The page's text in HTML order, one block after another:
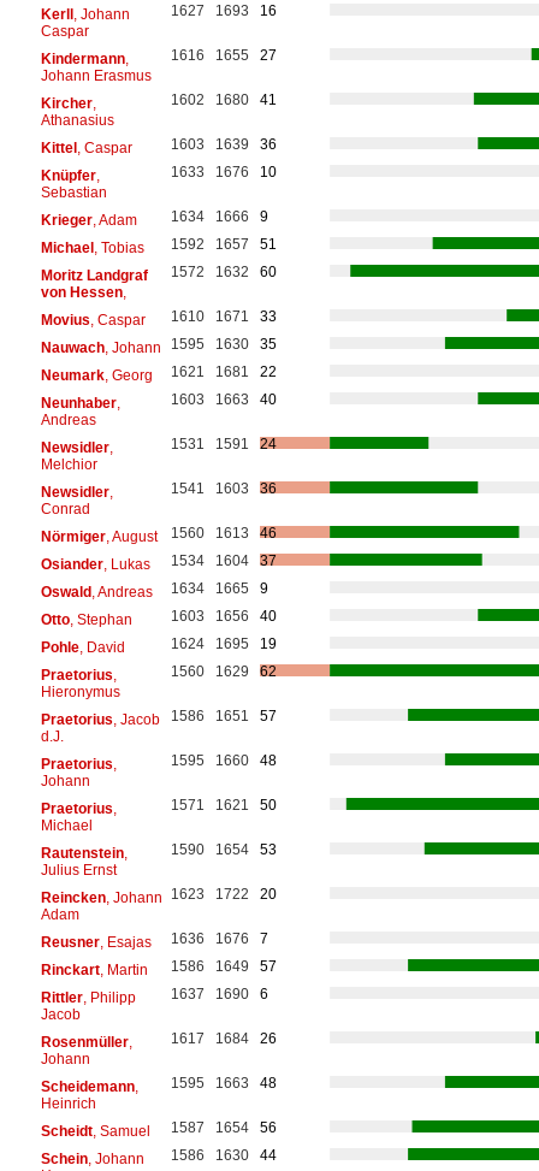
Kerll, Johann
Caspar
1627 1693 16
Kindermann,
Johann Erasmus
1616 1655 27
Kircher,
Athanasius
1602 1680 41
Kittel, Caspar 1603 1639
36
Knüpfer,
Sebastian
1633 1676 10
Krieger, Adam 1634 1666
9
Michael, Tobias 1592 1657
51
Moritz Landgraf
von Hessen,
1572 1632 60
Movius , Caspar 1610 1671
33
Nauwach, Johann 1595 1630
35
Neumark, Georg 1621 1681
22
Neunhaber,
Andreas
1603 1663 40
Newsidler,
Melchior
1531 1591 24
Newsidler,
Conrad
1541 1603 36
Nörmiger, August 1560 1613
46
Osiander, Lukas 1534 1604
37
Oswald, Andreas 1634 1665
9
Otto, Stephan 1603 1656
40
Pohle, David 1624 1695
19
Praetorius
Hieronymus
1560 1629 62
Praetorius , Jacob
d.J.
1586 1651 57
Praetorius
Johann
1595 1660 48
Praetorius
Michael
1571 1621 50
Rautenstein,
Julius Ernst
1590 1654 53
Reincken, Johann
Adam
1623 1722 20
Reusner, Esajas 1636 1676
7
Rinckart, Martin 1586 1649
57
Rittler, Philipp
Jacob
1637 1690 6
Rosenmüller,
Johann
1617 1684 26
Scheidemann,
Heinrich
1595 1663 48
Scheidt, Samuel 1587 1654
56
Schein, Johann
1586 1630 44